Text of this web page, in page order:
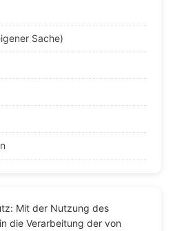
Sache)
Mit der Nutzung des
die Verarbeitung der von